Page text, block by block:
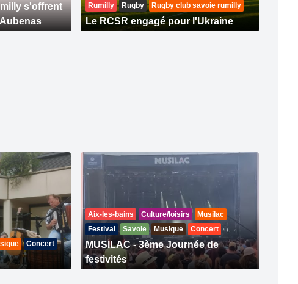
s'offrent
Rumilly Rugby Rugby club savoie rumilly
Le RCSR engagé pour l'Ukraine
Concert
Aix-les-bains Culture/loisirs
Musilac
Festival
Savoie Musique Concert
MUSILAC - 3ème Journée de
festivités